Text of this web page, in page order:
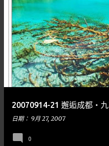
20070914-21 邂逅成都‧
日期： 9月 27, 2007
0